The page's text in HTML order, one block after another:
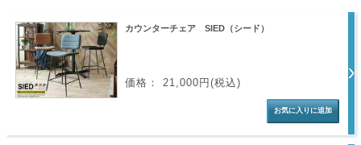
カウンターチェア SIED（シード）
価格： 21,000円(税込)